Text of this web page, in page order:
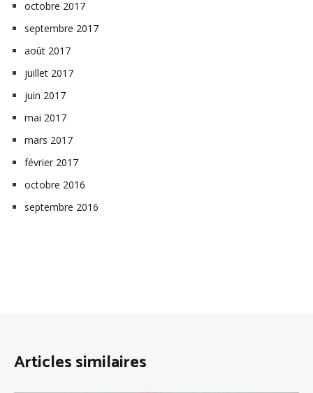
octobre 2017
septembre 2017
août 2017
juillet 2017
juin 2017
mai 2017
mars 2017
février 2017
octobre 2016
septembre 2016
Articles similaires